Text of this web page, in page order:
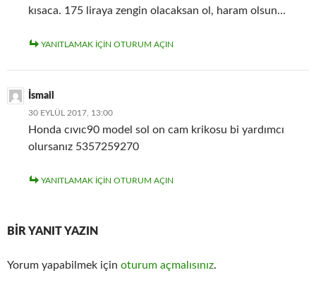
kısaca. 175 liraya zengin olacaksan ol, haram olsun…
YANITLAMAK IÇIN OTURUM AÇIN
İsmail
30 EYLÜL 2017, 13:00
Honda cıvıc90 model sol on cam krikosu bi yardımcı
olursanız 5357259270
YANITLAMAK IÇIN OTURUM AÇIN
BIR YANIT YAZIN
Yorum yapabilmek için oturum açmalısınız.